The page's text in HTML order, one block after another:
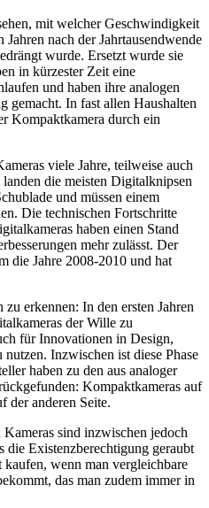
mit welcher Geschwindigkeit
nach der Jahrtausendwende
wurde. Ersetzt wurde sie
in kürzester Zeit eine
und haben ihre analogen
gemacht. In fast allen Haushalten
Kompaktkamera durch ein
viele Jahre, teilweise auch
die meisten Digitalknipsen
und müssen einem
Die technischen Fortschritte
haben einen Stand
mehr zulässt. Der
die Jahre 2008-2010 und hat
erkennen: In den ersten Jahren
der Wille zu
für Innovationen in Design,
Inzwischen ist diese Phase
haben zu den aus analoger
Kompaktkameras auf
der anderen Seite.
sind inzwischen jedoch
die Existenzberechtigung geraubt
kaufen, wenn man vergleichbare
das man zudem immer in